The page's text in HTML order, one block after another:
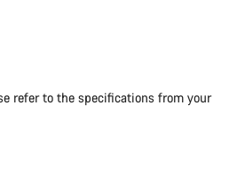
refer to the specifications from your